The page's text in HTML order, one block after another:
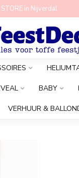
STORE in Nijverdal
BABY
VERHUUR &